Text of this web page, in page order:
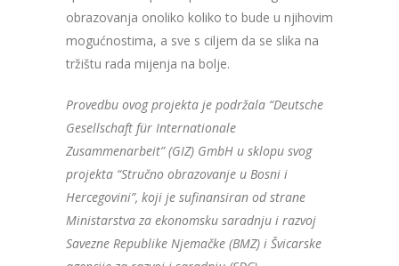
obrazovanja onoliko koliko to bude u njihovim
mogućnostima, a sve s ciljem da se slika na
tržištu rada mijenja na bolje.
Provedbu ovog projekta je podržala “Deutsche
Gesellschaft für Internationale
Zusammenarbeit” (GIZ) GmbH u sklopu svog
projekta “Stručno obrazovanje u Bosni i
Hercegovini”, koji je sufinansiran od strane
Ministarstva za ekonomsku saradnju i razvoj
Savezne Republike Njemačke (BMZ) i Švicarske